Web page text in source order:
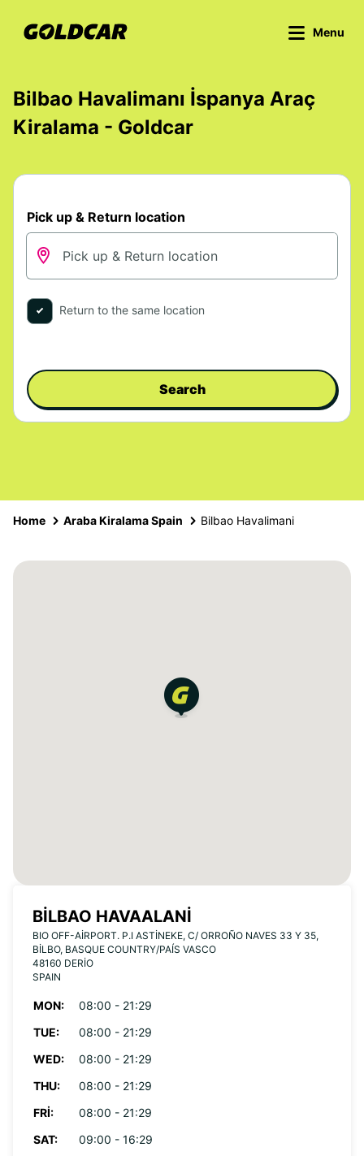
Menu
Bilbao Havalimanı İspanya Araç
Kiralama - Goldcar
Pick up & Return location
Return to the same location
Search
Home Araba Kiralama Spain Bilbao Havalimani
BILBAO HAVAALANI
BIO OFF-AIRPORT. P.I ASTINEKE, C/ ORROÑO NAVES 33 Y 35,
BILBO, BASQUE COUNTRY/PAÍS VASCO
48160 DERIO
SPAIN
MON:
08:00 - 21:29
TUE:
08:00 - 21:29
WED:
08:00 - 21:29
THU:
08:00 - 21:29
FRI:
08:00 - 21:29
SAT:
09:00 - 16:29